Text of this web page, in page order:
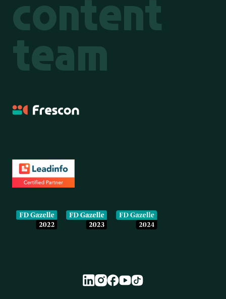
team
Frescon
Onze partners en erkenningen
Colofon en juridische informatie